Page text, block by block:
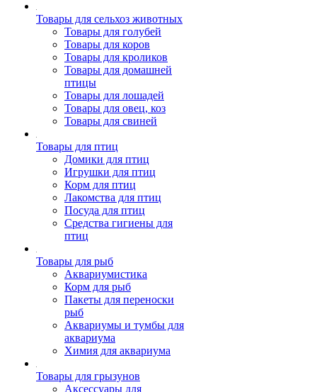
Товары для сельхоз животных
Товары для голубей
Товары для коров
Товары для кроликов
Товары для домашней
птицы
Товары для лошадей
Товары для овец, коз
Товары для свиней
Товары для птиц
Домики для птиц
Игрушки для птиц
Корм для птиц
Лакомства для птиц
Посуда для птиц
Средства гигиены для
птиц
Товары для рыб
Аквариумистика
Корм для рыб
Пакеты для переноски
рыб
Аквариумы и тумбы для
аквариума
Химия для аквариума
Товары для грызунов
Аксессуары для